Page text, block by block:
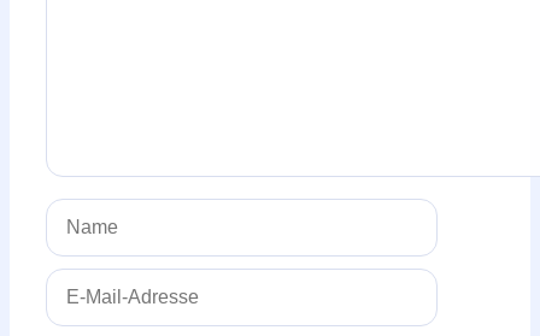
Name
E-
Mail-